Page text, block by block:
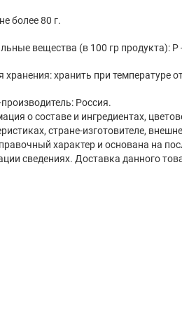
более 80 г.
вещества (в 100 гр продукта): Р -
хранения: хранить при температуре
Россия.
о составе и ингредиентах,
стране-изготовителе,
характер и основана на
сведениях. Доставка данного